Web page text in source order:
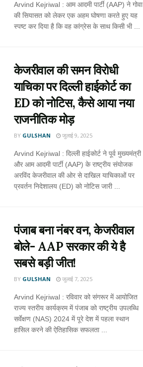
Arvind Kejriwal : आम आदमी पार्टी (AAP) ने गोवा
की सियासत को लेकर एक अहम घोषणा करते हुए यह
स्पष्ट कर दिया है कि वह कांग्रेस के साथ किसी भी ...
केजरीवाल की समन विरोधी
याचिका पर दिल्ली हाईकोर्ट का
ED को नोटिस, कैसे आया नया
राजनीतिक मोड़
BY GULSHAN जुलाई 9, 2025
Arvind Kejriwal : दिल्ली हाईकोर्ट ने पूर्व मुख्यमंत्री
और आम आदमी पार्टी (AAP) के राष्ट्रीय संयोजक
अरविंद केजरीवाल की ओर से दाखिल याचिकाओं पर
प्रवर्तन निदेशालय (ED) को नोटिस जारी ...
पंजाब बना नंबर वन, केजरीवाल
बोले- AAP सरकार की ये है
सबसे बड़ी जीत!
BY GULSHAN जुलाई 7, 2025
Arvind Kejriwal : रविवार को संगरूर में आयोजित
राज्य स्तरीय कार्यक्रम में पंजाब को राष्ट्रीय उपलब्धि
सर्वेक्षण (NAS) 2024 में पूरे देश में पहला स्थान
हासिल करने की ऐतिहासिक सफलता ...